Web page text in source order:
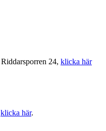
24, klicka här
klicka här.